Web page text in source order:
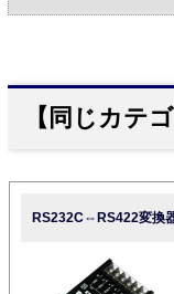
【同じカテ
RS232C⇔RS422変換